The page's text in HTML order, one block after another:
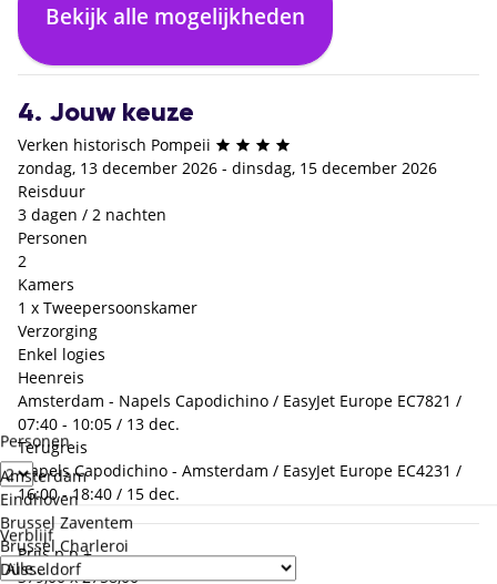
Personen
Verblijf
Amsterdam
Eindhoven
Brussel Zaventem
Brussel Charleroi
Düsseldorf
Enkel logies
€ 0,- p.p.
Logies en ontbijt
Bekijk alle mogelijkheden
4. Jouw keuze
Verken historisch Pompeii
zondag, 13 december 2026 - dinsdag, 15 december 2026
Reisduur
3 dagen / 2 nachten
Personen
2
Kamers
1 x Tweepersoonskamer
Verzorging
Enkel logies
Heenreis
Amsterdam - Napels Capodichino / EasyJet Europe EC7821 /
07:40 - 10:05 / 13 dec.
Terugreis
Napels Capodichino - Amsterdam / EasyJet Europe EC4231 /
16:00 - 18:40 / 15 dec.
Prijs p.p.+
379,00 x 2758,00